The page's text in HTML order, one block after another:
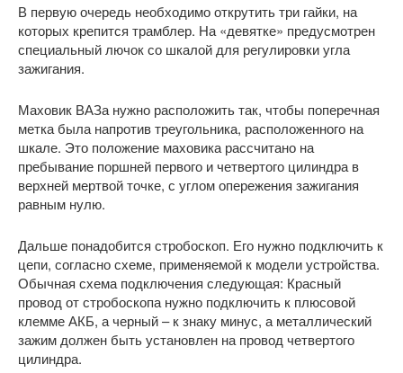
В первую очередь необходимо открутить три гайки, на
которых крепится трамблер. На «девятке» предусмотрен
специальный лючок со шкалой для регулировки угла
зажигания.
Маховик ВАЗа нужно расположить так, чтобы поперечная
метка была напротив треугольника, расположенного на
шкале. Это положение маховика рассчитано на
пребывание поршней первого и четвертого цилиндра в
верхней мертвой точке, с углом опережения зажигания
равным нулю.
Дальше понадобится стробоскоп. Его нужно подключить к
цепи, согласно схеме, применяемой к модели устройства.
Обычная схема подключения следующая: Красный
провод от стробоскопа нужно подключить к плюсовой
клемме АКБ, а черный – к знаку минус, а металлический
зажим должен быть установлен на провод четвертого
цилиндра.